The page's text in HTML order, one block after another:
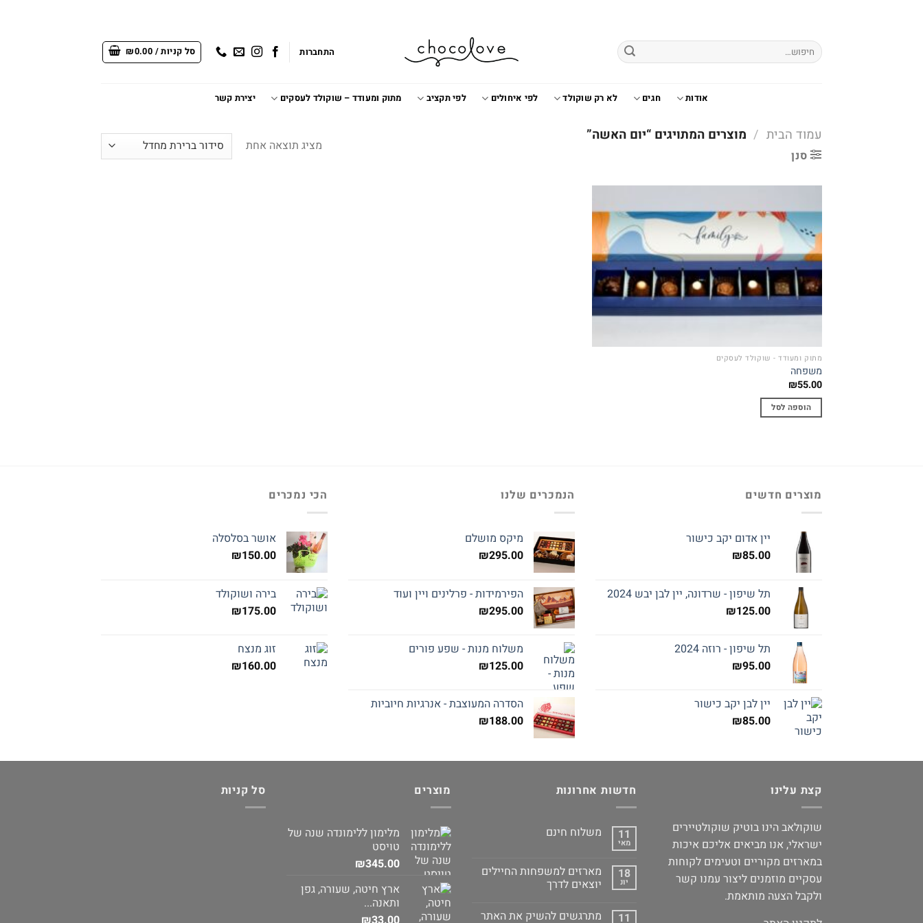
חיפוש
עבור:
התחברות סל קניות / ₪0.00
אודות חגים לא רק שוקולד לפי איחולים לפי תקציב מתוק ומעודד – שוקולד לעסקים יצירת קשר
עמוד הבית / מוצרים המתויגים “יום האשה”
סנן
מציג תוצאה אחת
Add to
wishlist
מתוק ומעודד - שוקולד לעסקים
משפחה
₪55.00
הוספה לסל
מוצרים חדשים
יין אדום יקב כישור
₪85.00
תל שיפון - שרדונה, יין לבן יבש 2024
₪125.00
תל שיפון - רוזה 2024
₪95.00
יין לבן יקב כישור
₪85.00
הנמכרים שלנו
מיקס מושלם
₪295.00
הפירמידות - פרלינים ויין ועוד
₪295.00
משלוח מנות - שפע פורים
₪125.00
הסדרה המעוצבת - אנרגיות חיוביות
₪188.00
הכי נמכרים
אושר בסלסלה
₪150.00
בירה ושוקולד
₪175.00
זוג מנצח
₪160.00
קצת עלינו
שוקולאב הינו בוטיק שוקולטיירים
ישראלי, אנו מביאים אליכם איכות
במארזים מקוריים וטעימים לקוחות
עסקיים מוזמנים ליצור עמנו קשר
ולקבל הצעה מותאמת.
חדשות אחרונות
11
מאי
משלוח חינם
18
יונ
מארזים למשפחות החיילים
יוצאים לדרך
11 מתרגשים להשיק את האתר
מוצרים
מלימון ללימונדה שנה של
טויסט
₪345.00
ארץ חיטה, שעורה, גפן
ותאנה...
סל קניות